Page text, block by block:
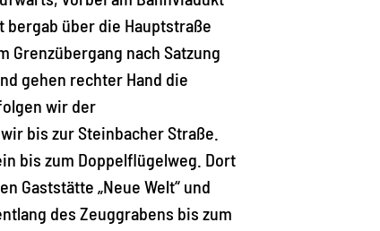
bergab über die Hauptstraße
Grenzübergang nach Satzung
gehen rechter Hand die
wir der
bis zur Steinbacher Straße.
bis zum Doppelflügelweg. Dort
Gaststätte „Neue Welt“ und
des Zeuggrabens bis zum